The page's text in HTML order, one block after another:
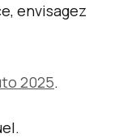
envisagez
2025.